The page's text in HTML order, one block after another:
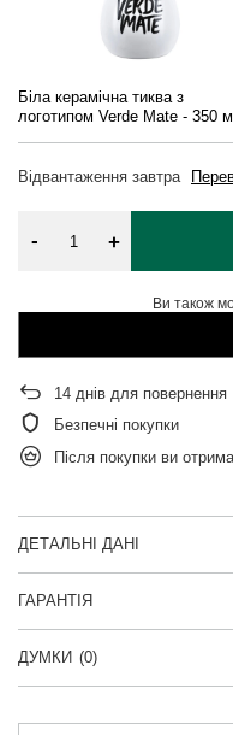
Біла керамічна тиква з
логотипом Verde Mate - 350
Відвантаження завтра
- +
Ви також
14 днів для повернення
Безпечні покупки
Після покупки ви
ДЕТАЛЬНІ ДАНІ
ГАРАНТІЯ
ДУМКИ (0)